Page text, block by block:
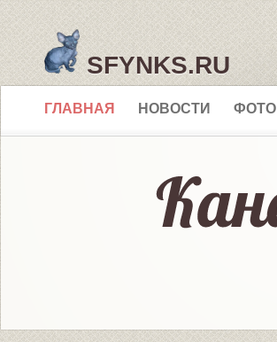
SFYNKS.RU
ГЛАВНАЯ НОВОСТИ ФОТО